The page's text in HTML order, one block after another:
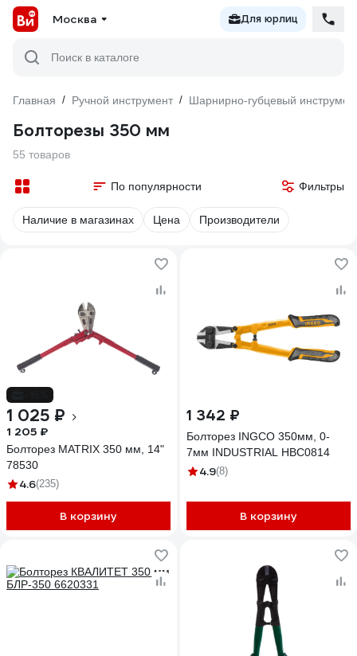
Москва Для юрлиц
Поиск в каталоге
Главная / Ручной инструмент / Шарнирно-губцевый
Болторезы 350 мм
55 товаров
По популярности Фильтры
Наличие в магазинах Цена Производители
1 025 ₽
1 205 ₽
Болторез MATRIX 350 мм, 14"
78530
4.6(235)
В корзину
1 342 ₽
Болторез INGCO 350мм, 0-
7мм INDUSTRIAL HBC0814
4.9(8)
В корзину